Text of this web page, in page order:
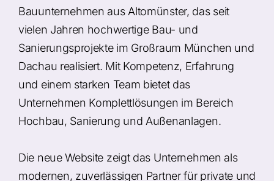
Bauunternehmen aus Altomünster, das seit
vielen Jahren hochwertige Bau- und
Sanierungsprojekte im Großraum München und
Dachau realisiert. Mit Kompetenz, Erfahrung
und einem starken Team bietet das
Unternehmen Komplettlösungen im Bereich
Hochbau, Sanierung und Außenanlagen.
Die neue Website zeigt das Unternehmen als
modernen, zuverlässigen Partner für private und